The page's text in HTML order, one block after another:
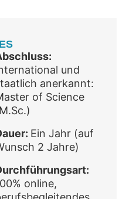
und
anerkannt:
of Science
Ein Jahr (auf
2 Jahre)
online,